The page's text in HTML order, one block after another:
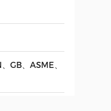
GB、ASME、